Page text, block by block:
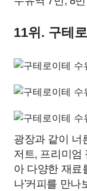
11위. 구테
광장과 같이 너
저트, 프리미엄
아 다양한 재료
나'커피를 만나